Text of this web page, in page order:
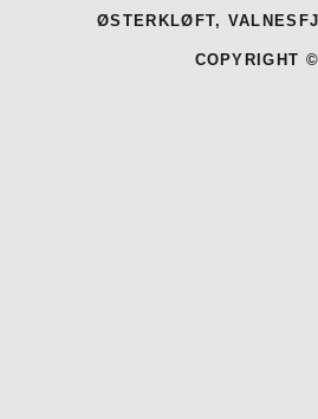
ØSTERKLØFT,
COPYRIGHT